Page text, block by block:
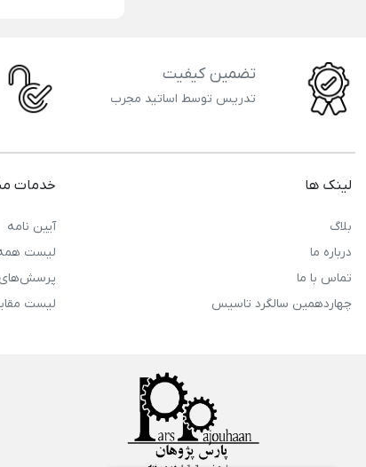
تضمین کیفیت
تدریس توسط اساتید مجرب
لینک ها
بلاگ
درباره ما
تماس با ما
چهاردهمین سالگرد تاسیس
خدمات
آیین نامه
لیست همه
پرسش‌های
لیست